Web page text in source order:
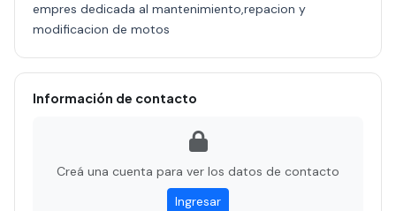
empres dedicada al mantenimiento,repacion y
modificacion de motos
Información de contacto
Creá una cuenta para ver los datos de contacto
Ingresar